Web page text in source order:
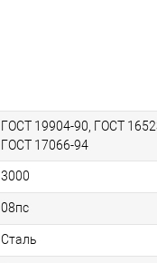
ГОСТ 19904-90, ГОСТ
ГОСТ 17066-94
3000
08пс
Сталь